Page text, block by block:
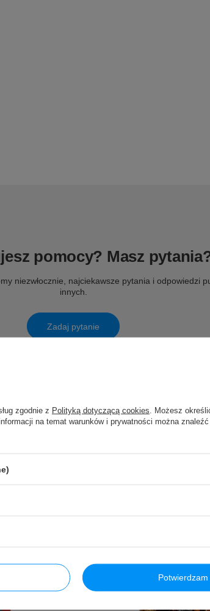
pomocy? Masz
niezwłocznie, najciekawsze pytania i odpowiedzi
innych.
Zadaj pytanie
zgodnie z Polityką dotyczącą cookies . Możesz
na temat warunków i prywatności można